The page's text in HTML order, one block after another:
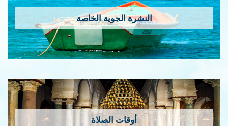
النشرة الجوية الخاصة
أوقات الصلاة